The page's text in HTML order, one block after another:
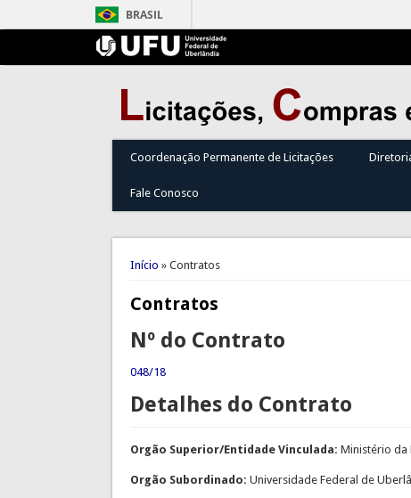
BRASIL
Coordenação Permanente de Licitações
Fale Conosco
Você está aqui
Início » Contratos
Contratos
Nº do Contrato
048/18
Detalhes do Contrato
Orgão Superior/Entidade Vinculada: Ministério da
Orgão Subordinado: Universidade Federal de